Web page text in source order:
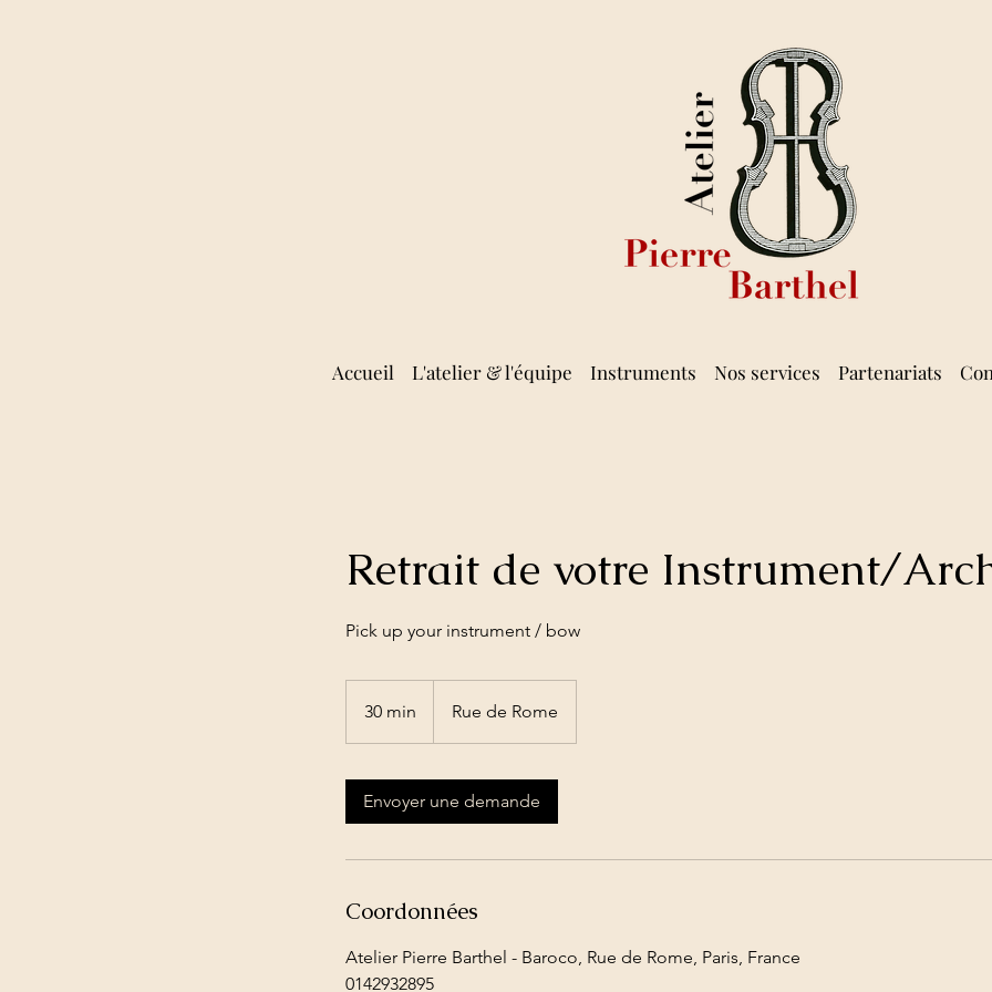
Accueil L'atelier & l'équipe Instruments Nos services Partenariats
Retrait de votre Instrument/
Pick up your instrument / bow
30 min
0
Rue de Rome
Envoyer une demande
Coordonnées
Atelier Pierre Barthel - Baroco, Rue de Rome, Paris, France
0142932895